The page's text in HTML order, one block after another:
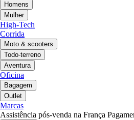
Homens
Mulher
High-Tech
Corrida
Moto & scooters
Todo-terreno
Aventura
Oficina
Bagagem
Outlet
Marcas
Assistência pós-venda na França